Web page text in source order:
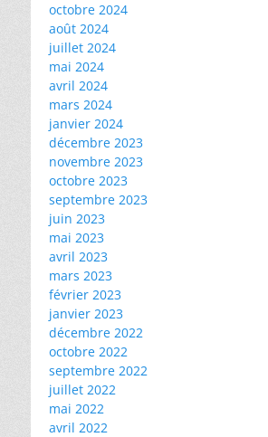
octobre 2024
août 2024
juillet 2024
mai 2024
avril 2024
mars 2024
janvier 2024
décembre 2023
novembre 2023
octobre 2023
septembre 2023
juin 2023
mai 2023
avril 2023
mars 2023
février 2023
janvier 2023
décembre 2022
octobre 2022
septembre 2022
juillet 2022
mai 2022
avril 2022